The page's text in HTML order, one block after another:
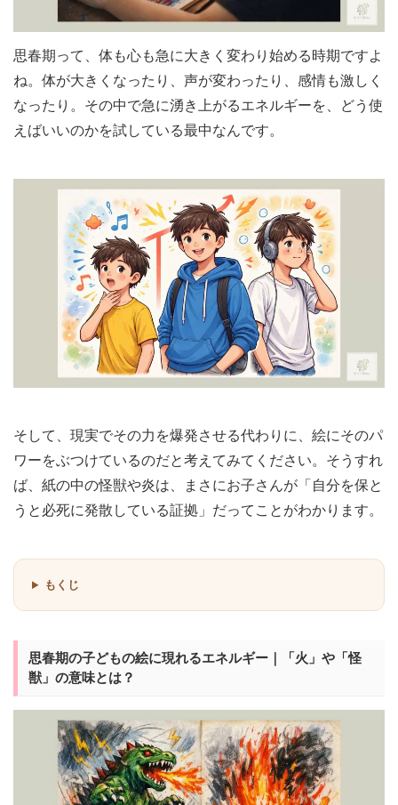
思春期って、体も心も急に大きく変わり始める時期ですよ
ね。体が大きくなったり、声が変わったり、感情も激しく
なったり。その中で急に湧き上がるエネルギーを、どう使
えばいいのかを試している最中なんです。
そして、現実でその力を爆発させる代わりに、絵にそのパ
ワーをぶつけているのだと考えてみてください。そうすれ
ば、紙の中の怪獣や炎は、まさにお子さんが「自分を保と
うと必死に発散している証拠」だってことがわかります。
もくじ
思春期の子どもの絵に現れるエネルギー｜「火」や「怪
獣」の意味とは？